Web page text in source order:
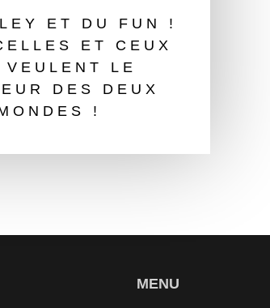
ET DU FUN !
ET CEUX
VEULENT LE
DES DEUX
!
MENU